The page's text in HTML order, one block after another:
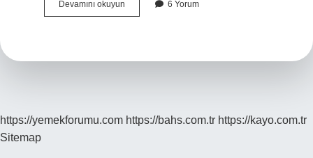
Devamını okuyun Algoritma
Anlamı
6 Yorum
https://yemekforumu.com https://bahs.com.tr https://kayo.com.tr
Sitemap